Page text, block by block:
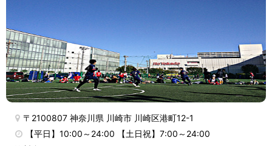
〒2100807 神奈川県 川崎市 川崎区港町12-1
【平日】10:00～24:00 【土日祝】7:00～24:00